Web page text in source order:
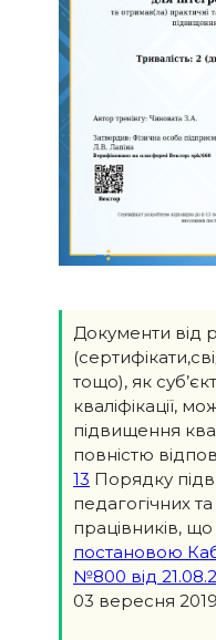
Документи від
тощо), як
кваліфікації,
підвищення
повністю
13 Порядку
педагогічних
працівників,
постановою
№800 від
03 вересня